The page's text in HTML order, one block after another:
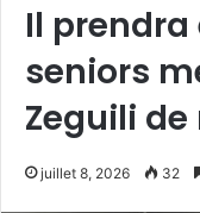
Il prendra
seniors
Zeguili de
juillet 8, 2026 32